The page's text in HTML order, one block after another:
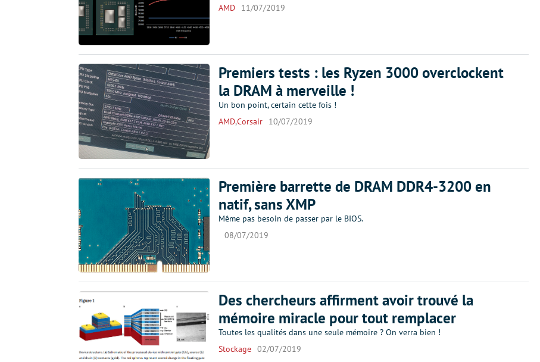
AMD
11/07/2019
Premiers tests : les Ryzen 3000 overclockent
la DRAM à merveille !
Un bon point, certain cette fois !
AMD,Corsair 10/07/2019
Première barrette de DRAM DDR4-3200 en
natif, sans XMP
Même pas besoin de passer par le BIOS.
08/07/2019
Des chercheurs affirment avoir trouvé la
mémoire miracle pour tout remplacer
Toutes les qualités dans une seule mémoire ? On verra bien !
Stockage 02/07/2019